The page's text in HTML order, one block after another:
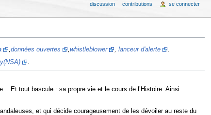
,données ouvertes ,whistleblower , lanceur d'alerte
.
Et tout bascule : sa propre vie et le cours de l’Histoire. Ainsi
et qui décide courageusement de les dévoiler au reste du
discussion contributions se connecter